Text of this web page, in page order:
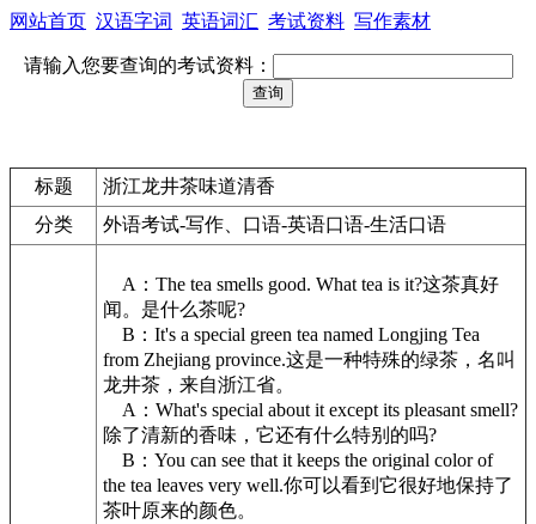
网站首页 汉语字词 英语词汇 考试资料 写作素材
请输入您要查询的考试资料：
标题
浙江龙井茶味道清香
分类
外语考试-写作、口语-英语口语-生活口语
A：The tea smells good. What tea is it?这茶真好
闻。是什么茶呢?
B：It's a special green tea named Longjing Tea
from Zhejiang province.这是一种特殊的绿茶，名叫
龙井茶，来自浙江省。
A：What's special about it except its pleasant smell?
除了清新的香味，它还有什么特别的吗?
B：You can see that it keeps the original color of
the tea leaves very well.你可以看到它很好地保持了
茶叶原来的颜色。